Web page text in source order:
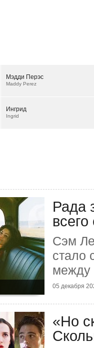
Мэдди Перэс
Maddy Perez
Ингрид
Ingrid
Рада
Сэм
стало
между
05 декабря
«Но